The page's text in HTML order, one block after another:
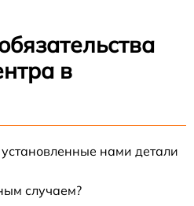
в
нами детали
случаем?